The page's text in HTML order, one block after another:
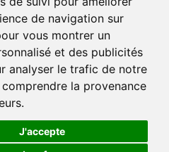
de navigation sur
vous montrer un
et des publicités
analyser le trafic de notre
la provenance
J'accepte
Livraison / Point retrait
Commandez en ligne et
recevez votre commande
rapidement chez vous ou en
point retrait
Livraison chez vous ou en